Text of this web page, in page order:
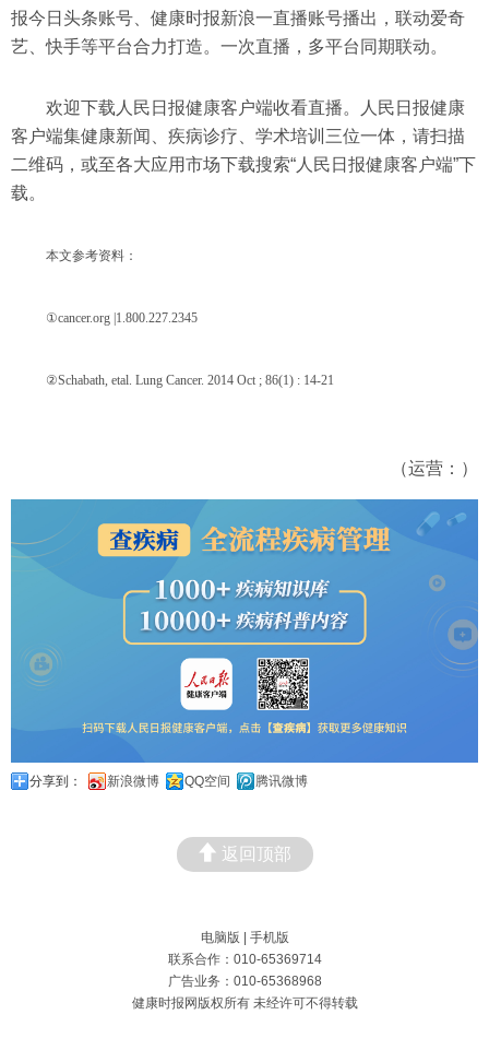
报今日头条账号、健康时报新浪一直播账号播出，联动爱奇
艺、快手等平台合力打造。一次直播，多平台同期联动。
欢迎下载人民日报健康客户端收看直播。人民日报健康
客户端集健康新闻、疾病诊疗、学术培训三位一体，请扫描
二维码，或至各大应用市场下载搜索“人民日报健康客户端”下
载。
本文参考资料：
①cancer.org |1.800.227.2345
②Schabath, etal. Lung Cancer. 2014 Oct ; 86(1) : 14-21
（运营：）
分享到： 新浪微博 QQ空间 腾讯微博
返回顶部
电脑版 | 手机版
联系合作：010-65369714
广告业务：010-65368968
健康时报网版权所有 未经许可不得转载